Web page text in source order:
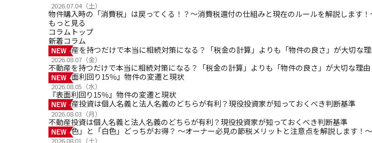
2026.07.04（土）
物件購入時の「消費税」は戻ってくる！？～消費税還付の仕組みと現在のルールを解説します！
もっと見る
コラムトップ
新着コラム
2026.08.07（金）
不動産を持つだけで本当に相続対策になる？「税金の計算」よりも「物件の良さ」が大切な理由
2026.08.05（水）
『表面利回り15％』物件の変遷と現状
2026.08.03（月）
不動産投資は個人名義と法人名義のどちらが有利？現役投資家が知っておくべき判断基準
2026.08.01（土）